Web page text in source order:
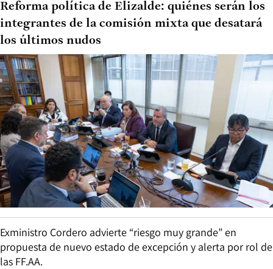
Reforma política de Elizalde: quiénes serán los
integrantes de la comisión mixta que desatará
los últimos nudos
Exministro Cordero advierte “riesgo muy grande” en
propuesta de nuevo estado de excepción y alerta por rol de
las FF.AA.